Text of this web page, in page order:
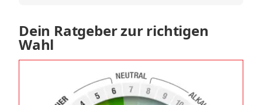
Dein Ratgeber zur richtigen
Wahl